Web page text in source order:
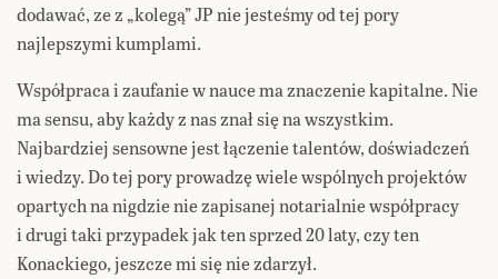
dodawać, ze z „kolegą” JP nie jesteśmy od tej pory
najlepszymi kumplami.
Współpraca i zaufanie w nauce ma znaczenie kapitalne. Nie
ma sensu, aby każdy z nas znał się na wszystkim.
Najbardziej sensowne jest łączenie talentów, doświadczeń
i wiedzy. Do tej pory prowadzę wiele wspólnych projektów
opartych na nigdzie nie zapisanej notarialnie współpracy
i drugi taki przypadek jak ten sprzed 20 laty, czy ten
Konackiego, jeszcze mi się nie zdarzył.